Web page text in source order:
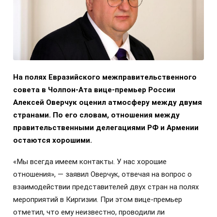
На полях Евразийского межправительственного
совета в Чолпон-Ата вице-премьер России
Алексей Оверчук оценил атмосферу между двумя
странами. По его словам, отношения между
правительственными делегациями РФ и Армении
остаются хорошими.
«Мы всегда имеем контакты. У нас хорошие
отношения», — заявил Оверчук, отвечая на вопрос о
взаимодействии представителей двух стран на полях
мероприятий в Киргизии. При этом вице-премьер
отметил, что ему неизвестно, проводили ли